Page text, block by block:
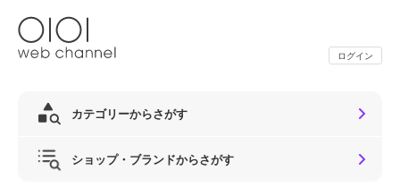
ログイン
カテゴリーからさがす
ショップ・ブランドからさがす